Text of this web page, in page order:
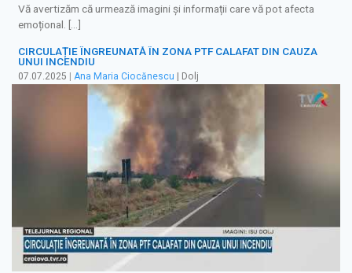
Vă avertizăm că urmează imagini și informații care vă pot afecta
emoțional. […]
CIRCULAȚIE ÎNGREUNATĂ ÎN ZONA PTF CALAFAT DIN CAUZA
UNUI INCENDIU
07.07.2025 Ana Maria Ciocănescu | Dolj